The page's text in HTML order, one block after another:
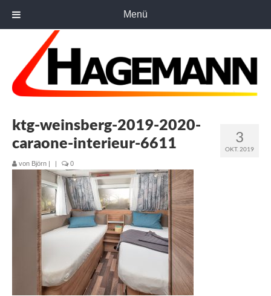
3
OKT. 2019
ktg-weinsberg-2019-2020-
caraone-interieur-6611
von Björn | | 0
Menü